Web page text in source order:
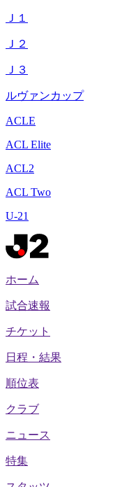
Ｊ１
Ｊ２
Ｊ３
ルヴァンカップ
ACLE
ACL Elite
ACL2
ACL Two
U-21
ホーム
試合速報
チケット
日程・結果
順位表
クラブ
ニュース
特集